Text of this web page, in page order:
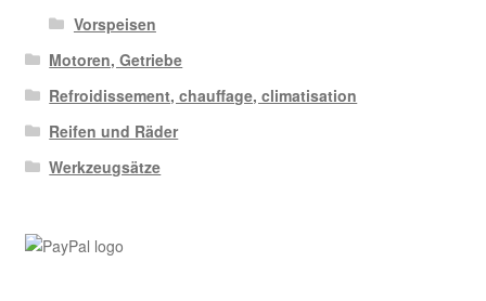
Vorspeisen
Motoren, Getriebe
Refroidissement, chauffage, climatisation
Reifen und Räder
Werkzeugsätze